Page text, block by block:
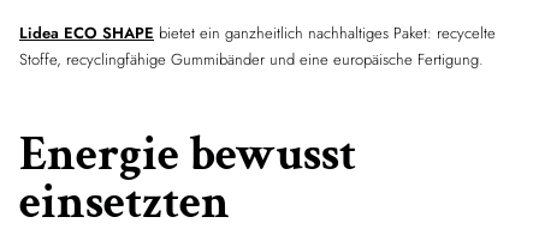
Lidea ECO SHAPE bietet ein ganzheitlich nachhaltiges Paket: recycelte
Stoffe, recyclingfähige Gummibänder und eine europäische Fertigung.
Energie bewusst
einsetzten